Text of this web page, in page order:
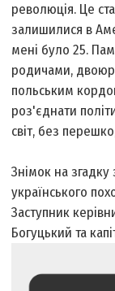
революція. Це
залишилися в
мені було 25.
родичами,
польським
роз'єднати
світ, без
Знімок на
українського
Заступник
Богуцький та